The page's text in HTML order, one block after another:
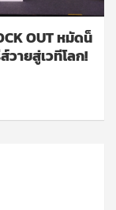
OUT หมัดน็
ายสู่เวทีโลก!